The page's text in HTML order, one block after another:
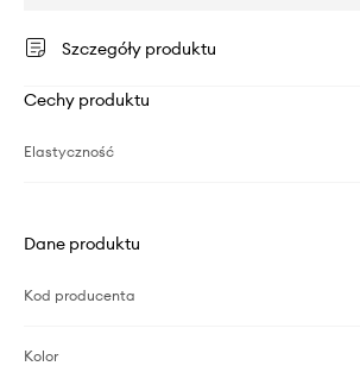
Szczegóły produktu
Cechy produktu
Elastyczność
Dane produktu
Kod producenta
Kolor